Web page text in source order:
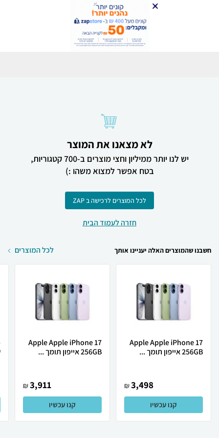
לא מצאנו את המוצר
יש לנו יותר ממיליון וחצי מוצרים ב-700 קטגוריות,
בטח אפשר למצוא משהו :)
לכל המוצרים לרכישה ב ZAP
חזרה לעמוד הבית
חשבנו שהמוצרים האלה יעניינו אותך לכל המוצרים
Apple Apple iPhone 17
256GB אייפון תומך ...
3,498
₪
קנו עכשיו
Apple Apple iPhone 17
256GB אייפון תומך ...
3,911
₪
קנו עכשיו